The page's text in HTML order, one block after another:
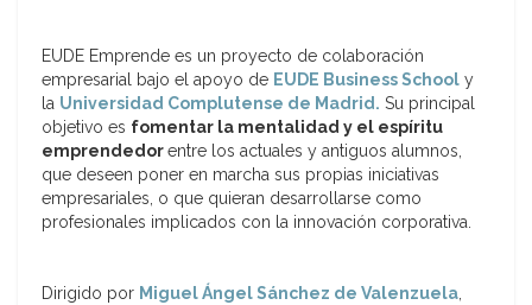
EUDE Emprende es un proyecto de colaboración
empresarial bajo el apoyo de EUDE Business School y
la Universidad Complutense de Madrid. Su principal
objetivo es fomentar la mentalidad y el espíritu
emprendedorentre los actuales y antiguos alumnos,
que deseen poner en marcha sus propias iniciativas
empresariales, o que quieran desarrollarse como
profesionales implicados con la innovación corporativa.
Dirigido por Miguel Ángel Sánchez de Valenzuela,